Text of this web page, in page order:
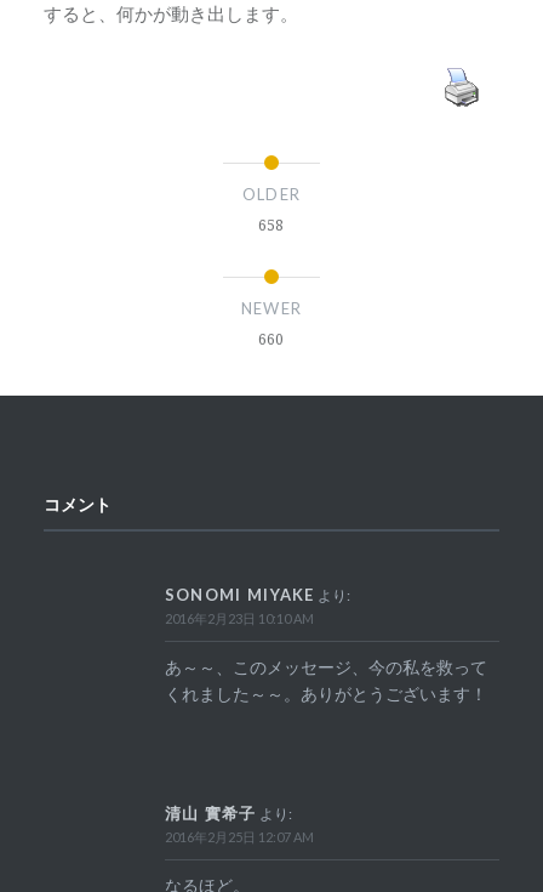
すると、何かが動き出します。
OLDER
658
NEWER
660
コメント
SONOMI MIYAKE より:
2016年2月23日 10:10 AM
あ～～、このメッセージ、今の私を救って
くれました～～。ありがとうございます！
清山 實希子 より:
2016年2月25日 12:07 AM
なるほど。